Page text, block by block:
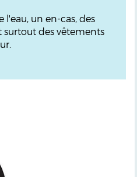
l'eau, un en-cas, des
surtout des vêtements